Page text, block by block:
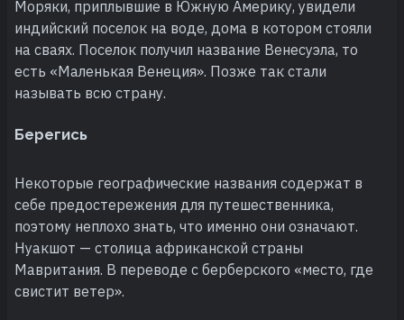
Моряки, приплывшие в Южную Америку, увидели
индийский поселок на воде, дома в котором стояли
на сваях. Поселок получил название Венесуэла, то
есть «Маленькая Венеция». Позже так стали
называть всю страну.
Берегись
Некоторые географические названия содержат в
себе предостережения для путешественника,
поэтому неплохо знать, что именно они означают.
Нуакшот — столица африканской страны
Мавритания. В переводе с берберского «место, где
свистит ветер».